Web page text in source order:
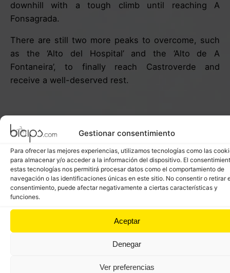
Gestionar consentimiento
Para ofrecer las mejores experiencias, utilizamos tecnologías como las
para almacenar y/o acceder a la información del dispositivo. El
estas tecnologías nos permitirá procesar datos como el comportamiento de
navegación o las identificaciones únicas en este sitio. No consentir o retirar
consentimiento, puede afectar negativamente a ciertas características y
funciones.
Aceptar
Denegar
Ver preferencias
downhill with a tough climb until reaching A
Fonsagrada.
There are still two more peaks to overcome, such
as the ‘Alto del Hospital’ and the ‘Alto de A
Fontaneira’, to finally reach Castroverde and
receive a well-deserved rest.